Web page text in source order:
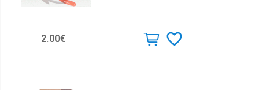
2.00€